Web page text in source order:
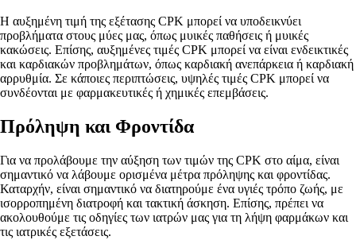
Η αυξημένη τιμή της εξέτασης CPK μπορεί να υποδεικνύει
προβλήματα στους μύες μας, όπως μυικές παθήσεις ή μυικές
κακώσεις. Επίσης, αυξημένες τιμές CPK μπορεί να είναι ενδεικτικές
και καρδιακών προβλημάτων, όπως καρδιακή ανεπάρκεια ή καρδιακή
αρρυθμία. Σε κάποιες περιπτώσεις, υψηλές τιμές CPK μπορεί να
συνδέονται με φαρμακευτικές ή χημικές επεμβάσεις.
Πρόληψη και Φροντίδα
Για να προλάβουμε την αύξηση των τιμών της CPK στο αίμα, είναι
σημαντικό να λάβουμε ορισμένα μέτρα πρόληψης και φροντίδας.
Καταρχήν, είναι σημαντικό να διατηρούμε ένα υγιές τρόπο ζωής, με
ισορροπημένη διατροφή και τακτική άσκηση. Επίσης, πρέπει να
ακολουθούμε τις οδηγίες των ιατρών μας για τη λήψη φαρμάκων και
τις ιατρικές εξετάσεις.